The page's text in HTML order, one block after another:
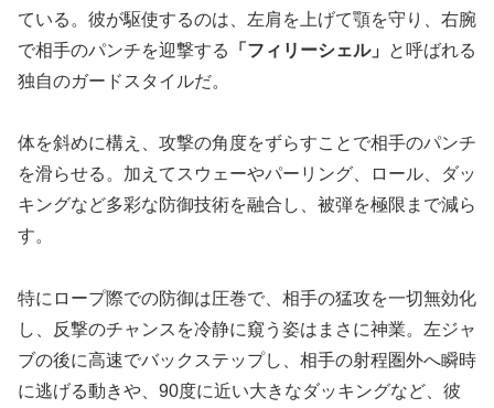
ている。彼が駆使するのは、左肩を上げて顎を守り、右腕
で相手のパンチを迎撃する
「フィリーシェル」
と呼ばれる
独自のガードスタイルだ。
体を斜めに構え、攻撃の角度をずらすことで相手のパンチ
を滑らせる。加えてスウェーやパーリング、ロール、ダッ
キングなど多彩な防御技術を融合し、被弾を極限まで減ら
す。
特にロープ際での防御は圧巻で、相手の猛攻を一切無効化
し、反撃のチャンスを冷静に窺う姿はまさに神業。左ジャ
ブの後に高速でバックステップし、相手の射程圏外へ瞬時
に逃げる動きや、90度に近い大きなダッキングなど、彼